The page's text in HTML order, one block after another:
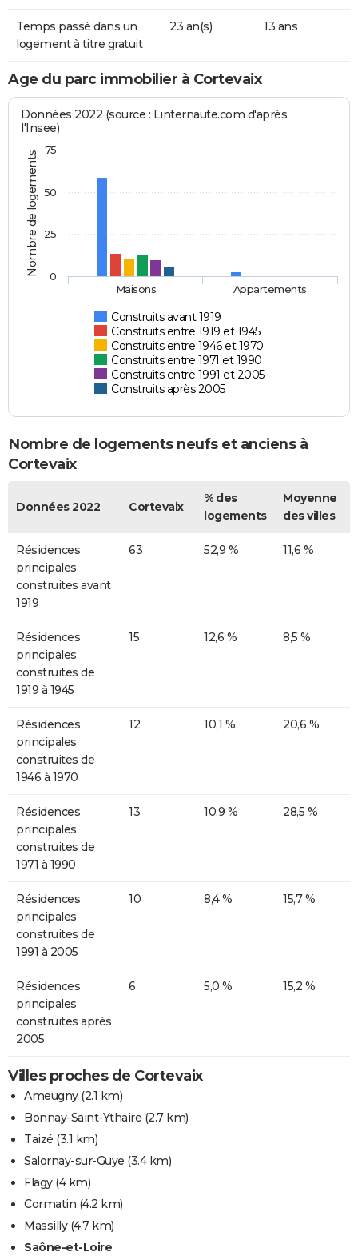
Temps passé dans un
logement à titre gratuit
23 an(s) 13 ans
Age du parc immobilier à Cortevaix
Nombre de logements
Données 2022 (source : Linternaute.com d'après
l'Insee)
Construits avant 1919
Construits entre 1919 et 1945
Construits entre 1946 et 1970
Construits entre 1971 et 1990
Construits entre 1991 et 2005
Construits après 2005
Maisons Appartements
0
25
50
75
Nombre de logements neufs et anciens à
Cortevaix
Données 2022 Cortevaix
% des
logements
Moyenne
des villes
Résidences
principales
construites avant
1919
63 52,9 % 11,6 %
Résidences
principales
construites de
1919 à 1945
15 12,6 % 8,5 %
Résidences
principales
construites de
1946 à 1970
12 10,1 % 20,6 %
Résidences
principales
construites de
1971 à 1990
13 10,9 % 28,5 %
Résidences
principales
construites de
1991 à 2005
10 8,4 % 15,7 %
Résidences
principales
construites après
2005
6 5,0 % 15,2 %
Villes proches de Cortevaix
Ameugny(2.1 km)
Bonnay-Saint-Ythaire (2.7 km)
Taizé (3.1 km)
Salornay-sur-Guye (3.4 km)
Flagy(4 km)
Cormatin (4.2 km)
Massilly(4.7 km)
Saône-et-Loire